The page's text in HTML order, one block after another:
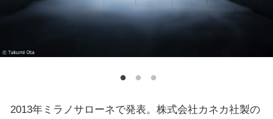
2013年ミラノサローネで発表。株式会社カネカ社製の